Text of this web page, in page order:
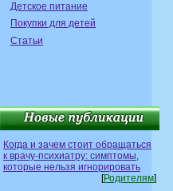
Детское питание
Покупки для детей
Статьи
Когда и зачем стоит обращаться
к врачу-психиатру: симптомы,
которые нельзя игнорировать
[Родителям]